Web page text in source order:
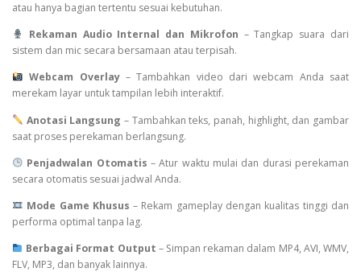
atau hanya bagian tertentu sesuai kebutuhan.
Rekaman Audio Internal dan Mikrofon – Tangkap suara dari
sistem dan mic secara bersamaan atau terpisah.
Webcam Overlay– Tambahkan video dari webcam Anda saat
merekam layar untuk tampilan lebih interaktif.
Anotasi Langsung – Tambahkan teks, panah, highlight, dan gambar
saat proses perekaman berlangsung.
Penjadwalan Otomatis – Atur waktu mulai dan durasi perekaman
secara otomatis sesuai jadwal Anda.
Mode Game Khusus – Rekam gameplay dengan kualitas tinggi dan
performa optimal tanpa lag.
Berbagai Format Output – Simpan rekaman dalam MP4, AVI, WMV,
FLV, MP3, dan banyak lainnya.